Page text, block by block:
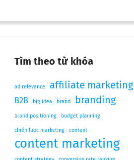
Tìm theo từ khóa
ad relevance affiliate marketing
B2B big idea brand branding
brand positioning budget planning
chiến lược marketing content
content marketing